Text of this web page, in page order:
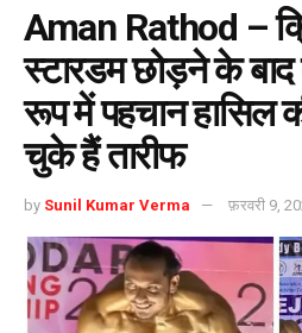
Aman Rathod –
स्टारडम छोड़ने के बाद
रूप में पहचान हासिल
चुके हैं तारीफ
by Sunil Kumar Verma फ़रवरी 9,